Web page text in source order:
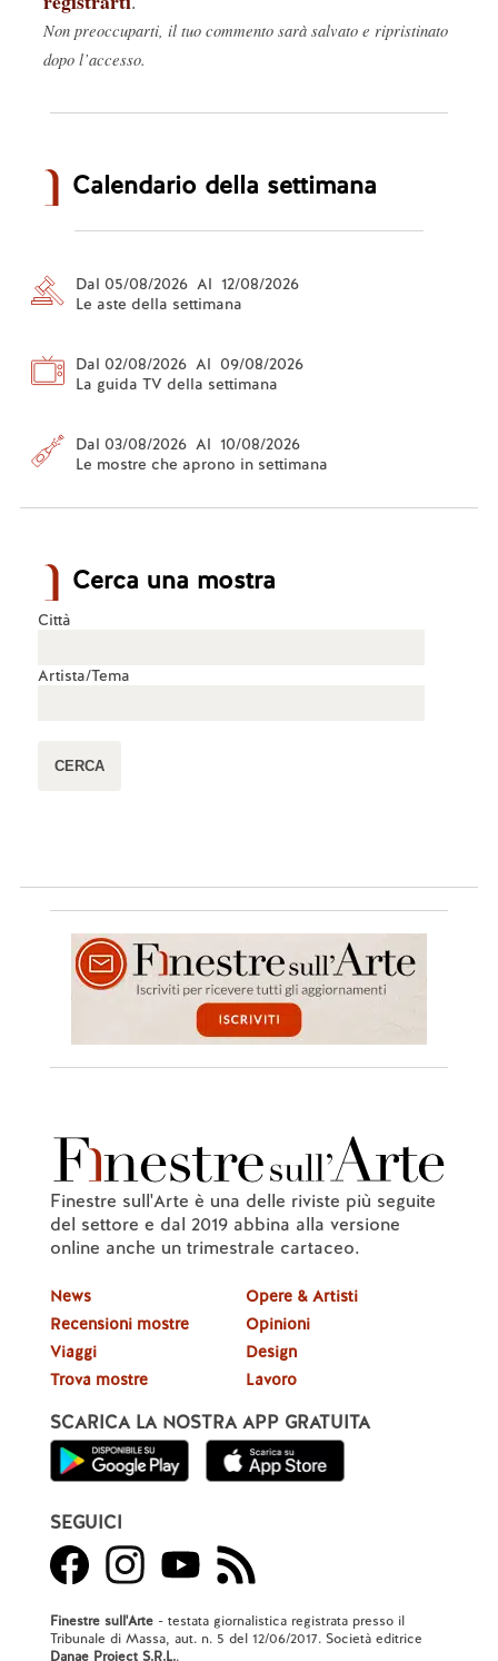
Non preoccuparti, il tuo commento sarà salvato e ripristinato
dopo l’accesso.
Calendario della settimana
Dal 05/08/2026 Al 12/08/2026
Le aste della settimana
Dal 02/08/2026 Al 09/08/2026
La guida TV della settimana
Dal 03/08/2026 Al 10/08/2026
Le mostre che aprono in settimana
Cerca una mostra
Città
Artista/Tema
Finestre sull'Arte è una delle riviste più seguite
del settore e dal 2019 abbina alla versione
online anche un trimestrale cartaceo.
News
Recensioni mostre
Viaggi
Trova mostre
Opere & Artisti
Opinioni
Design
Lavoro
SCARICA LA NOSTRA APP GRATUITA
SEGUICI
Finestre sull'Arte- testata giornalistica registrata presso il
Tribunale di Massa, aut. n. 5 del 12/06/2017. Società editrice
Danae Project S.R.L..